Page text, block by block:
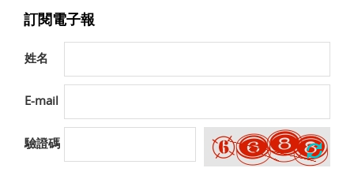
訂閱電子報
姓名
E-mail
驗證碼